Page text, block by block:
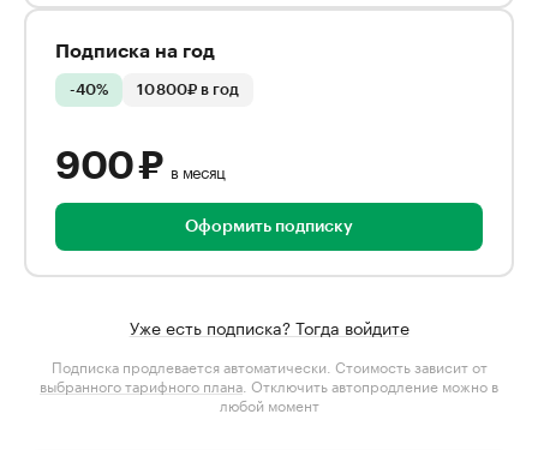
Подписка на год
-40% 10 800₽ в год
900 ₽ в месяц
Оформить подписку
Уже есть подписка? Тогда войдите
Подписка продлевается автоматически. Стоимость зависит от
выбранного тарифного плана . Отключить автопродление можно в
любой момент